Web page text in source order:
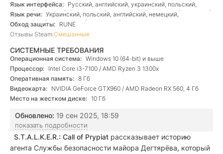
Язык интерфейса: Русский, английский, украинский, польский,
чешский, немецкий, французский, итальянский, испанский, японский,
корейский, китайский
Язык речи: Украинский, польский, английский, немецкий,
французский, итальянский, испанский
Обход защиты: RUNE
Отзывы Steam:Смешанные
СИСТЕМНЫЕ ТРЕБОВАНИЯ
Операционная система: Windows 10 (64-bit) и выше
Процессор: Intel Core i3-7100 / AMD Ryzen 3 1300x
Оперативная память: 8 Гб
Видеокарта: NVIDIA GeForce GTX960 / AMD Radeon RX 560, 4 Гб
Место на жестком диске: 10 Гб
Обновлено: 19 сен 2025, 18:59
показать подробности
S.T.A.L.K.E.R.: Call of Prypiat рассказывает историю
агента Службы безопасности майора Дегтярёва, который